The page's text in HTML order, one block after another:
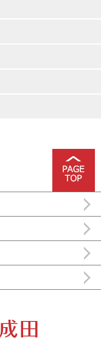
광 정보